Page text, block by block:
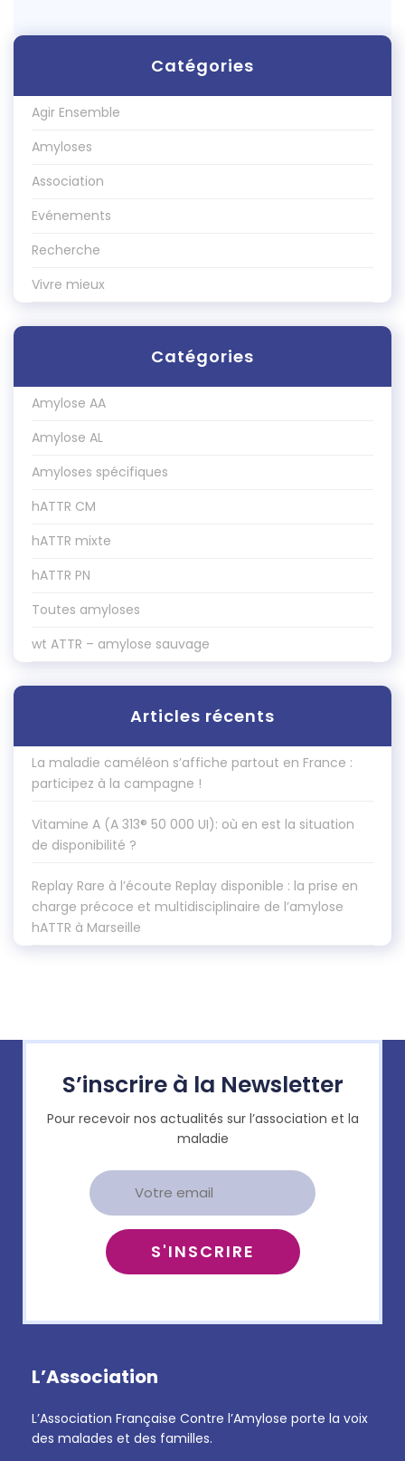
Catégories
Agir Ensemble
Amyloses
Association
Evénements
Recherche
Vivre mieux
Catégories
Amylose AA
Amylose AL
Amyloses spécifiques
hATTR CM
hATTR mixte
hATTR PN
Toutes amyloses
wt ATTR – amylose sauvage
Articles récents
La maladie caméléon s’affiche partout en France :
participez à la campagne !
Vitamine A (A 313® 50 000 UI): où en est la situation
de disponibilité ?
Replay Rare à l’écoute Replay disponible : la prise en
charge précoce et multidisciplinaire de l’amylose
hATTR à Marseille
S’inscrire à la Newsletter
Pour recevoir nos actualités sur l’association et la
maladie
L’Association
L’Association Française Contre l’Amylose porte la voix
des malades et des familles.